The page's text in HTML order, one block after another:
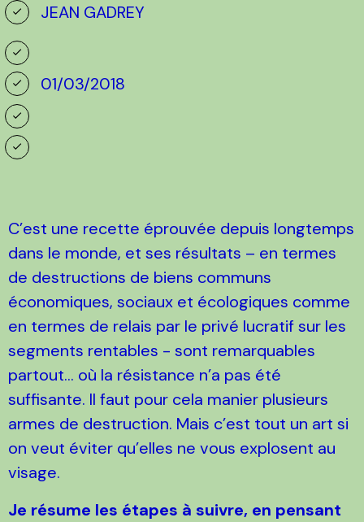
JEAN GADREY
01/03/2018
C’est une recette éprouvée depuis longtemps
dans le monde, et ses résultats – en termes
de destructions de biens communs
économiques, sociaux et écologiques comme
en termes de relais par le privé lucratif sur les
segments rentables - sont remarquables
partout… où la résistance n’a pas été
suffisante. Il faut pour cela manier plusieurs
armes de destruction. Mais c’est tout un art si
on veut éviter qu’elles ne vous explosent au
visage.
Je résume les étapes à suivre, en pensant